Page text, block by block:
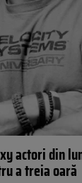
actori din
a treia oară